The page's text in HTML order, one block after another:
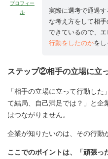
プロフィー
ル
実際に選考で通過
な考え方をして相
できているので、
行動をしたのかをし
ステップ②相手の立場に立
「相手の立場に立って行動し
て結局、自己満足では？」と企
はつながりません。
企業が知りたいのは、その行動
ここでのポイントは、「頑張っ